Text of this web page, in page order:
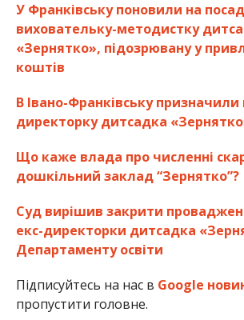
У Франківську поновили на
виховательку-методистку
«Зернятко», підозрювану у
коштів
В Івано-Франківську призначили
директорку дитсадка
Що каже влада про численні
дошкільний заклад “Зернятко”?
Суд вирішив закрити
екс-директорки дитсадка
Департаменту освіти
Підписуйтесь на нас в Google
пропустити головне.